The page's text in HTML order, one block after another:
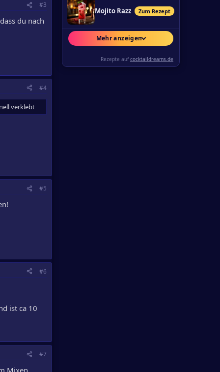
#3
du nach
#4
verklebt
#5
#6
ist ca 10
#7
Mojito Razz Zum Rezept
Mehr anzeigen
Rezepte aufcocktaildreams.de